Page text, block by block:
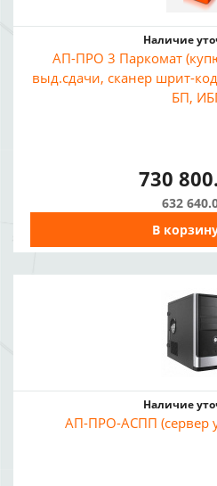
Наличие
АП-ПРО 3 Паркомат
выд.сдачи, сканер шрит-
БП,
730
632
В
Наличие
АП-ПРО-АСПП (сервер